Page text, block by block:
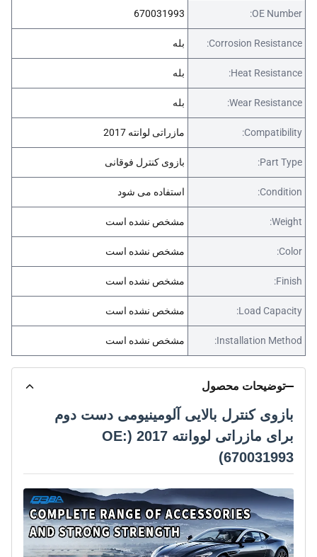
OE Number:
670031993
Corrosion Resistance: بله
Heat Resistance: بله
Wear Resistance: بله
Compatibility: مازراتی لوانته 2017
Part Type: بازوی کنترل فوقانی
Condition: استفاده می شود
Weight: مشخص نشده است
Color: مشخص نشده است
Finish: مشخص نشده است
Load Capacity: مشخص نشده است
Installation Method: مشخص نشده است
توضیحات محصول
بازوی کنترل بالایی آلومینیومی دست دوم
برای مازراتی لووانته 2017 (OE:
670031993)